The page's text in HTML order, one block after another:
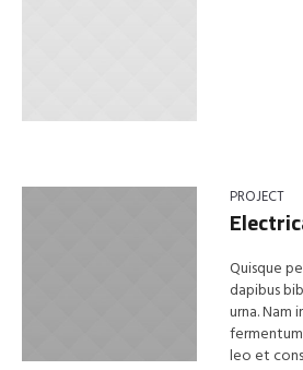
PROJECT
Quisque
dapibus
urna.
leo et